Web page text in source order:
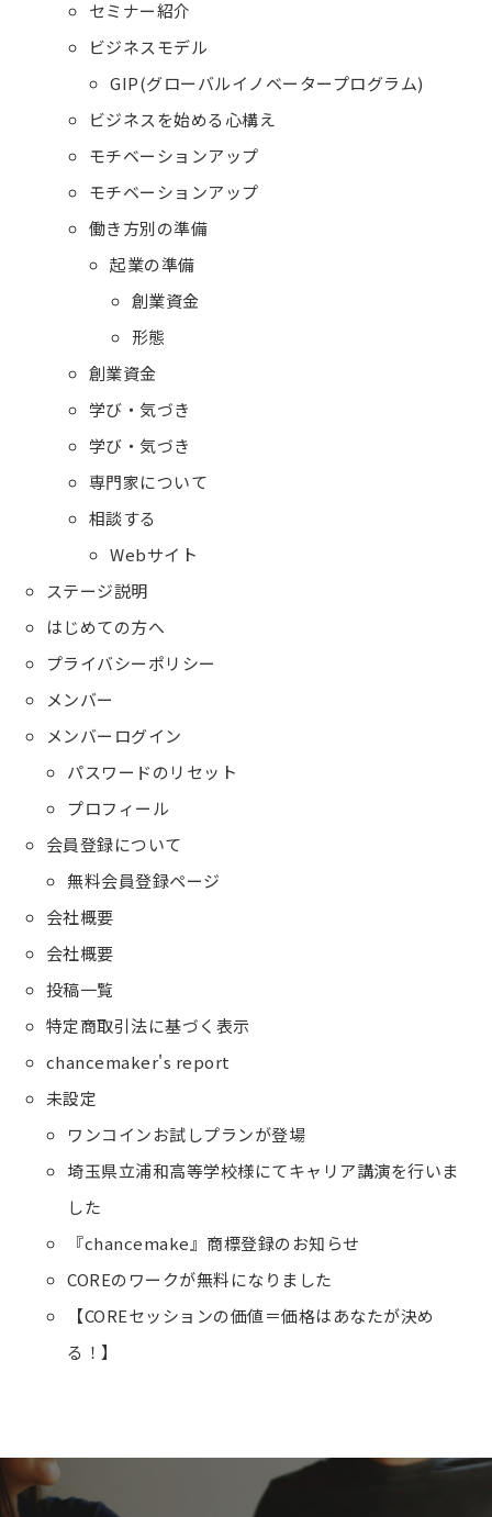
セミナー紹介
ビジネスモデル
GIP(グローバルイノベータープログラム)
ビジネスを始める心構え
モチベーションアップ
モチベーションアップ
働き方別の準備
起業の準備
創業資金
形態
創業資金
学び・気づき
学び・気づき
専門家について
相談する
Webサイト
ステージ説明
はじめての方へ
プライバシーポリシー
メンバー
メンバーログイン
パスワードのリセット
プロフィール
会員登録について
無料会員登録ページ
会社概要
会社概要
投稿一覧
特定商取引法に基づく表示
chancemaker's report
未設定
ワンコインお試しプランが登場
埼玉県立浦和高等学校様にてキャリア講演を行いま
した
『chancemake』商標登録のお知らせ
COREのワークが無料になりました
【COREセッションの価値＝価格はあなたが決め
る！】